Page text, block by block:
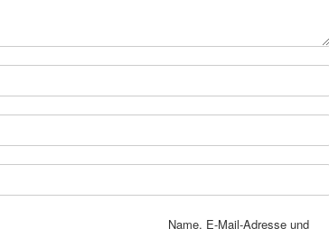
Name, E-Mail-Adresse und